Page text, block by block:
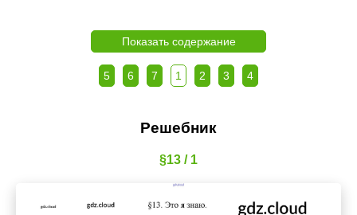
Показать содержание
5 6 7 1 2 3 4
Решебник
§13 / 1